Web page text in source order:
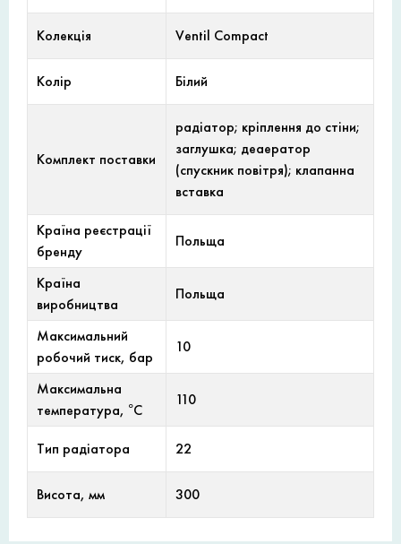
Колекція Ventil Compact
Колір Білий
Комплект поставки
радіатор; кріплення до стіни;
заглушка; деаератор
(спускник повітря); клапанна
вставка
Країна реєстрації
бренду
Польща
Країна
виробництва
Польща
Максимальний
робочий тиск, бар
10
Максимальна
температура, °С
110
Тип радіатора 22
Висота, мм 300